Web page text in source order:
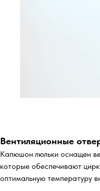
Вентиляционные
Капюшон люльки оснащен
которые обеспечивают
оптимальную температуру